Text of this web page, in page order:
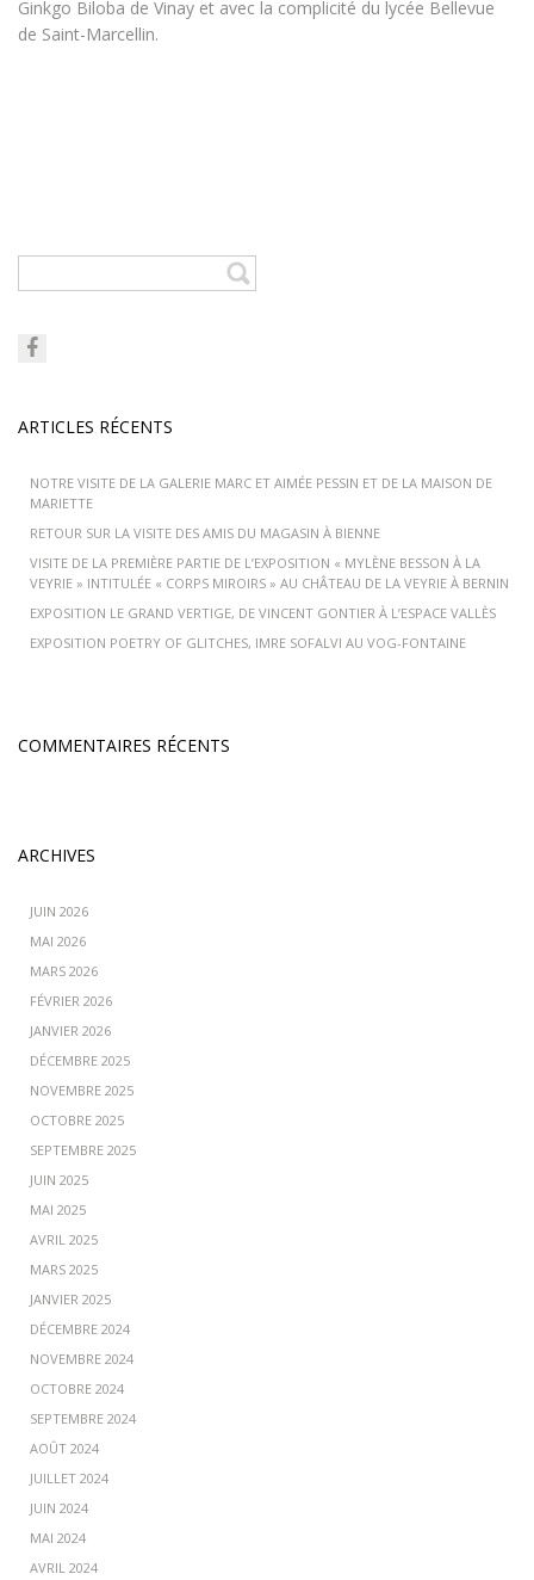
Ginkgo Biloba de Vinay et avec la complicité du lycée Bellevue
de Saint-Marcellin.
ARTICLES RÉCENTS
NOTRE VISITE DE LA GALERIE MARC ET AIMÉE PESSIN ET DE LA MAISON DE
MARIETTE
RETOUR SUR LA VISITE DES AMIS DU MAGASIN À BIENNE
VISITE DE LA PREMIÈRE PARTIE DE L’EXPOSITION « MYLÈNE BESSON À LA
VEYRIE » INTITULÉE « CORPS MIROIRS » AU CHÂTEAU DE LA VEYRIE À BERNIN
EXPOSITION LE GRAND VERTIGE, DE VINCENT GONTIER À L’ESPACE VALLÈS
EXPOSITION POETRY OF GLITCHES, IMRE SOFALVI AU VOG-FONTAINE
COMMENTAIRES RÉCENTS
ARCHIVES
JUIN 2026
MAI 2026
MARS 2026
FÉVRIER 2026
JANVIER 2026
DÉCEMBRE 2025
NOVEMBRE 2025
OCTOBRE 2025
SEPTEMBRE 2025
JUIN 2025
MAI 2025
AVRIL 2025
MARS 2025
JANVIER 2025
DÉCEMBRE 2024
NOVEMBRE 2024
OCTOBRE 2024
SEPTEMBRE 2024
AOÛT 2024
JUILLET 2024
JUIN 2024
MAI 2024
AVRIL 2024